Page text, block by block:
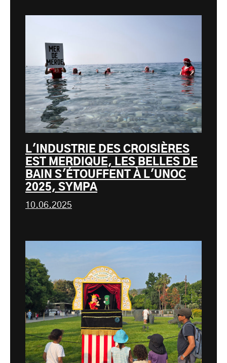
L'INDUSTRIE DES CROISIÈRES
EST MERDIQUE, LES BELLES DE
BAIN S'ÉTOUFFENT À L'UNOC
2025, SYMPA
10.06.2025